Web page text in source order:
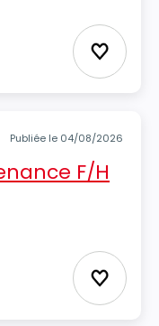
Ajouter
Publiée le 04/08/2026
F/H
Ajouter